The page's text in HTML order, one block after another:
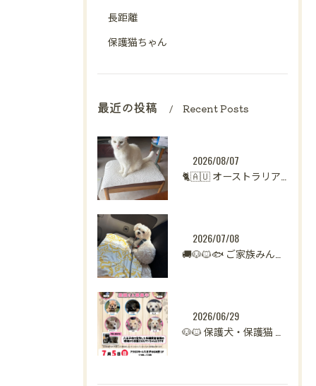
長距離
保護猫ちゃん
最近の投稿 Recent Posts
2026/08/07
2026/07/08
2026/06/29